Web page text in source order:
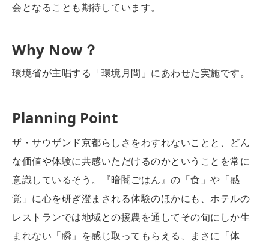
会となることも期待しています。
Why Now？
環境省が主唱する「環境月間」にあわせた実施です。
Planning Point
ザ・サウザンド京都らしさをわすれないことと、どん
な価値や体験に共感いただけるのかということを常に
意識しているそう。『暗闇ごはん』の「食」や「感
覚」に心を研ぎ澄まされる体験のほかにも、ホテルの
レストランでは地域との援農を通してその旬にしか生
まれない「瞬」を感じ取ってもらえる、まさに「体